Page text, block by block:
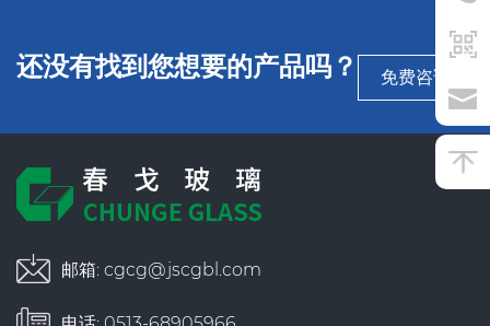
还没有找到您想要的产品吗？ 免费咨询
邮箱: cgcg@jscgbl.com